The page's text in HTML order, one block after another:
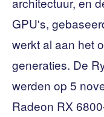
GPU's,
werkt al aan het
generaties. De
werden op 5
Radeon RX